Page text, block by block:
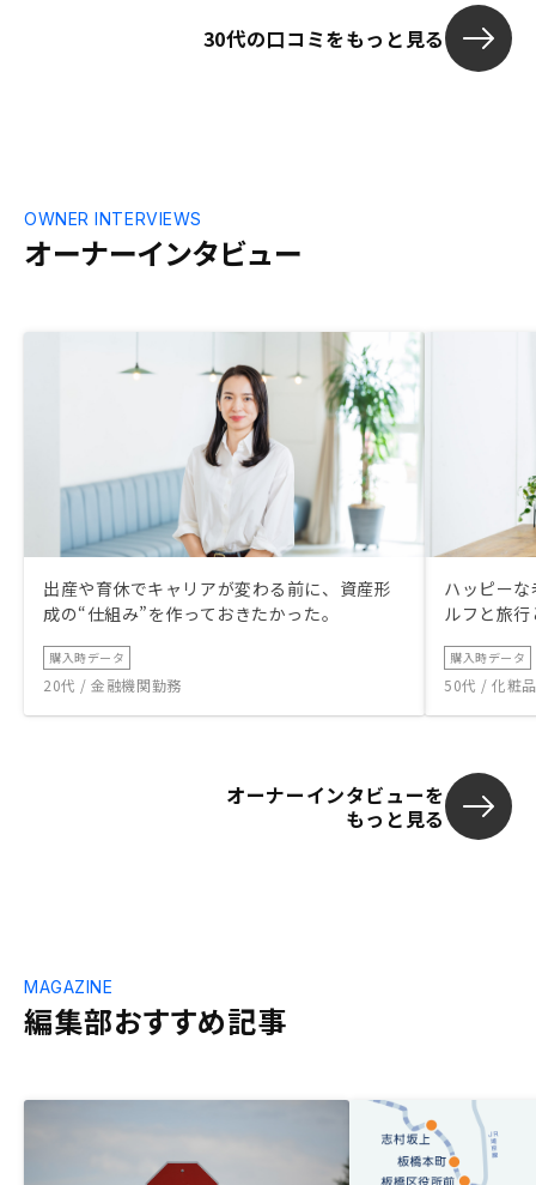
間になり兼ねないと感じた。最初から買う
30代の口コミをもっと見る
オーナーインタビュー
OWNER INTERVIEWS
出産や育休でキャリアが変わる前に、資産形
成の“仕組み”を作っておきたかった。
購入時データ
20代 / 金融機関勤務
ハッピー
ルフと旅
購入時データ
50代 / 化粧
オーナーインタビューを
もっと見る
編集部おすすめ記事
MAGAZINE